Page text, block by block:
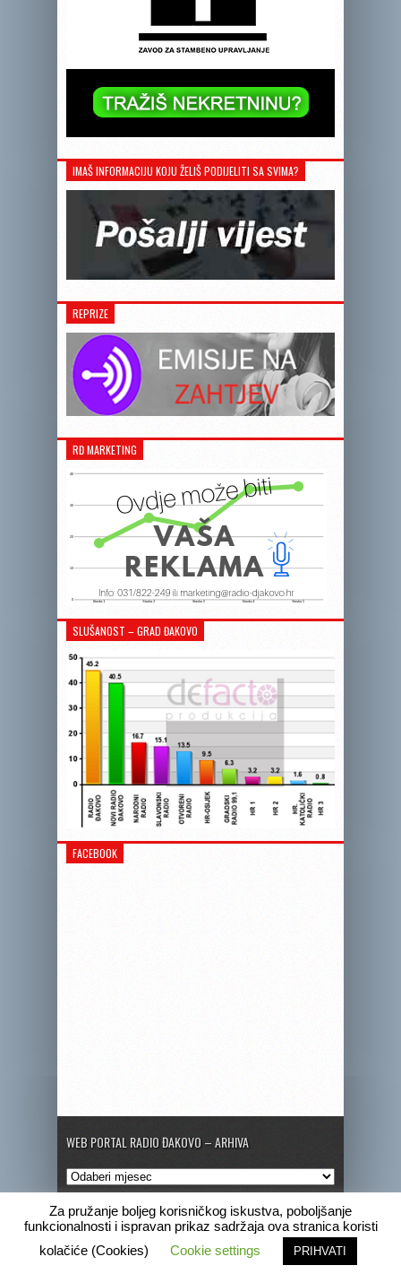
IMAŠ INFORMACIJU KOJU ŽELIŠ PODIJELITI SA SVIMA?
REPRIZE
RĐ MARKETING
SLUŠANOST – GRAD ĐAKOVO
FACEBOOK
WEB PORTAL RADIO ĐAKOVO – ARHIVA
Web
portal
Radio
Đakovo
Arhiva
Copyright © 2020 Radio Đakovo
Marketing Pogrebne obavijesti Program
Za pružanje boljeg korisničkog iskustva, poboljšanje
funkcionalnosti i ispravan prikaz sadržaja ova stranica koristi
kolačiće (Cookies)
Cookie settings PRIHVATI